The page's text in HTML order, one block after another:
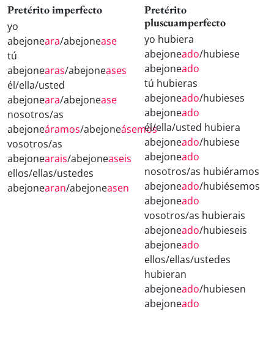
Pretérito imperfecto
yo
abejoneara/abejonease
tú
abejonearas/abejoneases
él/ella/usted
abejoneara/abejonease
nosotros/as
abejoneáramos/abejoneásemos
vosotros/as
abejonearais/abejoneaseis
ellos/ellas/ustedes
abejonearan/abejoneasen
Pretérito
pluscuamperfecto
yo hubiera
abejoneado/hubiese
abejoneado
tú hubieras
abejoneado/hubieses
abejoneado
él/ella/usted hubiera
abejoneado/hubiese
abejoneado
nosotros/as hubiéramos
abejoneado/hubiésemos
abejoneado
vosotros/as hubierais
abejoneado/hubieseis
abejoneado
ellos/ellas/ustedes
hubieran
abejoneado/hubiesen
abejoneado